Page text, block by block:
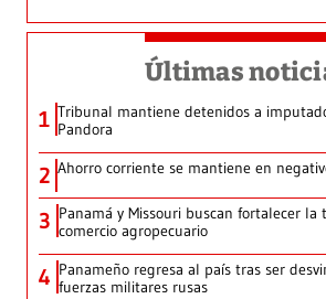
Últimas
1 Tribunal mantiene detenidos a
Pandora
2 Ahorro corriente se mantiene en
3 Panamá y Missouri buscan fortalecer la
comercio agropecuario
4 Panameño regresa al país tras ser
fuerzas militares rusas